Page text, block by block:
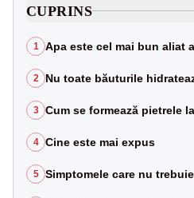
CUPRINS
1 Apa este cel mai bun aliat
2 Nu toate băuturile
3 Cum se formează pietrele
4 Cine este mai expus
5 Simptomele care nu